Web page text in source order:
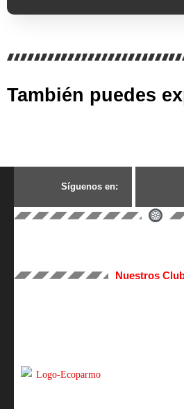
También puedes
Síguenos en:
Nuestros